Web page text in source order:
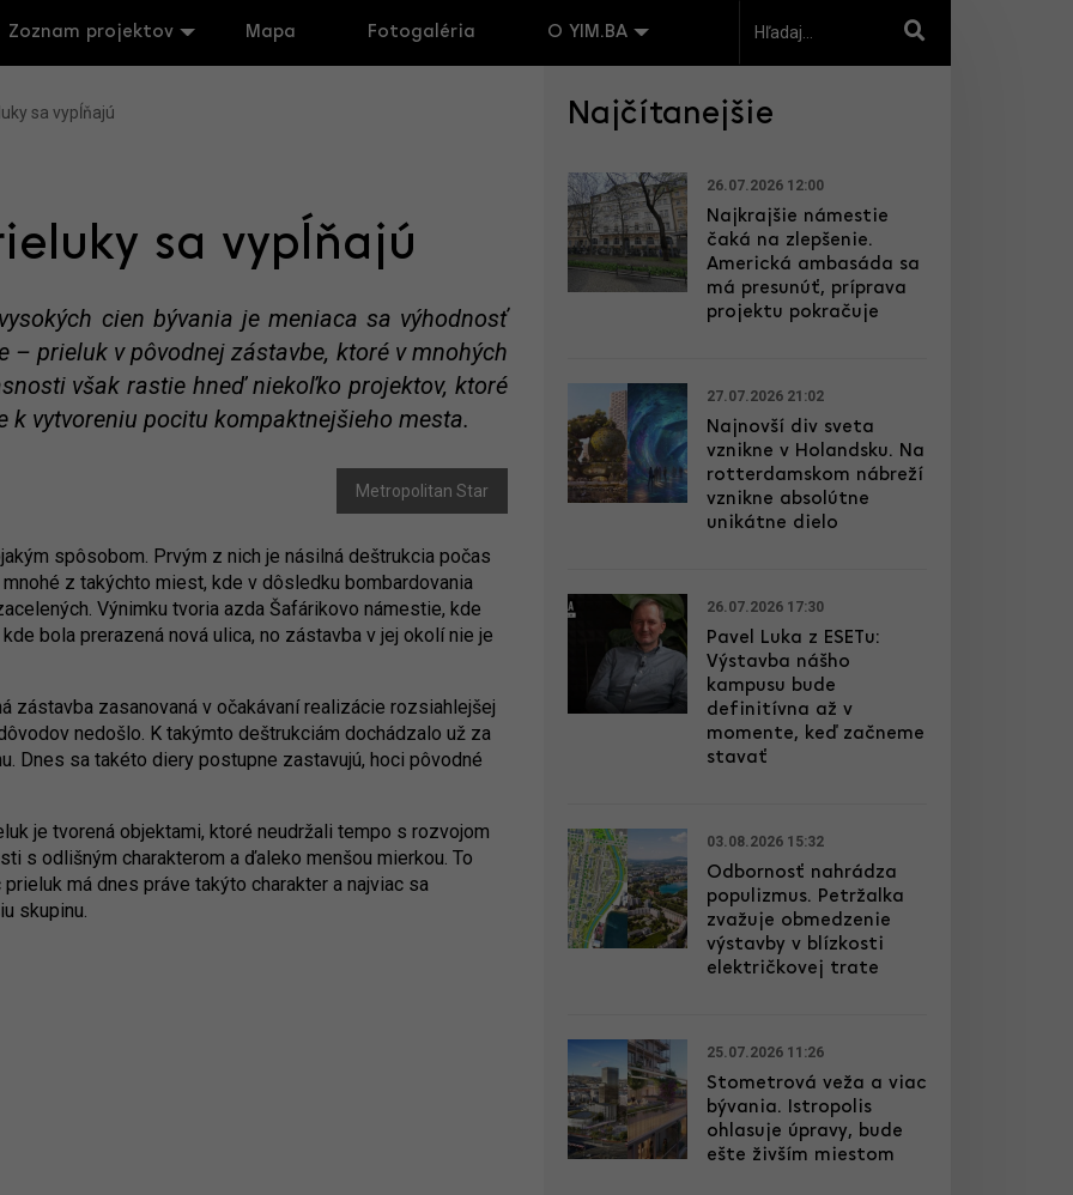
Zoznam projektov Mapa Fotogaléria O YIM.BA
sa vypĺňajú
sa vypĺňajú
cien bývania je meniaca sa výhodnosť
– prieluk v pôvodnej zástavbe, ktoré v mnohých
však rastie hneď niekoľko projektov, ktoré
k vytvoreniu pocitu kompaktnejšieho mesta.
Metropolitan Star
spôsobom. Prvým z nich je násilná deštrukcia počas
z takýchto miest, kde v dôsledku bombardovania
Výnimku tvoria azda Šafárikovo námestie, kde
bola prerazená nová ulica, no zástavba v jej okolí nie je
zástavba zasanovaná v očakávaní realizácie rozsiahlejšej
nedošlo. K takýmto deštrukciám dochádzalo už za
Dnes sa takéto diery postupne zastavujú, hoci pôvodné
je tvorená objektami, ktoré neudržali tempo s rozvojom
s odlišným charakterom a ďaleko menšou mierkou. To
má dnes práve takýto charakter a najviac sa
skupinu.
Najčítanejšie
26.07.2026 12:00
Najkrajšie námestie
čaká na zlepšenie.
Americká ambasáda sa
má presunúť, príprava
projektu pokračuje
27.07.2026 21:02
Najnovší div sveta
vznikne v Holandsku. Na
rotterdamskom nábreží
vznikne absolútne
unikátne dielo
26.07.2026 17:30
Pavel Luka z ESETu:
Výstavba nášho
kampusu bude
definitívna až v
momente, keď začneme
stavať
03.08.2026 15:32
Odbornosť nahrádza
populizmus. Petržalka
zvažuje obmedzenie
výstavby v blízkosti
električkovej trate
25.07.2026 11:26
Stometrová veža a viac
bývania. Istropolis
ohlasuje úpravy, bude
ešte živším miestom